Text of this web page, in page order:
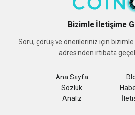
Bizimle İletişime
Soru, görüş ve önerileriniz için bizimle
adresinden irtibata
Ana Sayfa
Sözlük
Analiz